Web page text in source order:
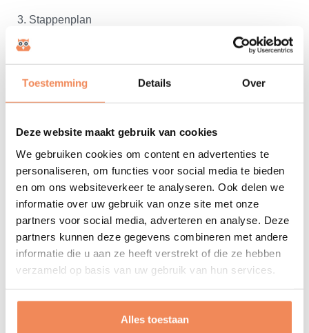
Toestemming Details Over
Deze website maakt gebruik van cookies
We gebruiken cookies om content en advertenties te
personaliseren, om functies voor social media te bieden
en om ons websiteverkeer te analyseren. Ook delen we
informatie over uw gebruik van onze site met onze
partners voor social media, adverteren en analyse. Deze
partners kunnen deze gegevens combineren met andere
informatie die u aan ze heeft verstrekt of die ze hebben
verzameld op basis van uw gebruik van hun services.
Alles toestaan
3. Stappenplan
Analyseer het magazijn: Bestudeer de huidige situatie
Bepaal de functies: Definieer welke functies je in het
verpakkingszones).
schets om de verschillende functies te positioneren.
Optimaliseer het plan: Werk je schets uit en
optimaliseer de indeling voor efficiëntie en
gebruiksgemak.
Feedback en revisie: Vraag feedback van
medewerkers en pas je plan indien nodig aan.
Finaliseer het plan: Maak een definitieve versie van je